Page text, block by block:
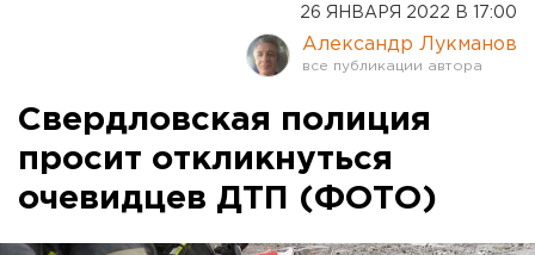
26 ЯНВАРЯ 2022 В 17:00
Александр Лукманов
Свердловская полиция
просит откликнуться
очевидцев ДТП (ФОТО)